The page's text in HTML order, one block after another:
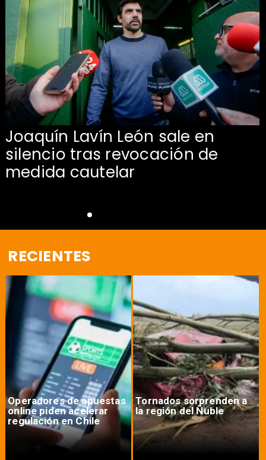
Joaquín Lavín León sale en
silencio tras revocación de
medida cautelar
RECIENTES
Operadores de apuestas
online piden acelerar
regulación en Chile
Tornados sorprenden a
la región del Ñuble